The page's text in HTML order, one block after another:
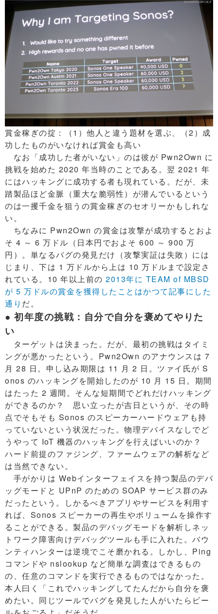
賞金稼ぎの掟：（1）他人と違う題材を選ぶ、（2）成
功したものがいなければ賞金も高い
なお「成功した者がいない」のは彼が Pwn2Own に
挑戦を始めた 2020 年当時のことである。翌 2021 年
にはハッキングに成功する者も現れている。だが、未
踏製品ほど金脈（重大な脆弱性）が潜んでいるという
のは一攫千金を狙うの賞金稼ぎのセオリーかもしれな
い。
ちなみに Pwn2Own の賞金は攻撃が成功するとおよ
そ 4 ～ 6 万ドル（日本円でおよそ 600 ～ 900 万
円）。単なるバグの発見だけ（攻撃実証は失敗）には
じまり、下は 1 万ドルから上は 10 万ドルまで設定さ
れている。10 年以上前の 2013年に TEAM of MBSD
が 5 万ドルの賞金を獲得したことはかつて記事にした
通り だ。
● 初年度の挑戦：自分で自分を褒めてやりた
い
ターゲットは決まった。だが、最初の挑戦はタイミ
ングが悪かったという。Pwn2Own のアナウンスは 7
月 28 日。申し込み期限は 11 月 2 日。ツァイ氏が S
onos のハッキングを開始したのが 10 月 15 日。期間
はたった 2 週間。そんな短期間でどれだけハッキング
ができるのか？ 思い立ったが吉日というが、その時
点でそもそも Sonos のスピーカーハードウェアも持
っていないという状況だった。物理デバイスなしでど
うやって IoT 機器のハッキングを行えばいいのか？
ハード前提のファジング、ファームウェアの解析など
は当然できない。
手がかりは Webインターフェイスを持つ製品のデバ
ッグモードと UPnP のための SOAP サービス群のみ
だったという。しかるべきアプリやサービスを利用す
れば、Sonos スピーカーの再生やボリュームを操作す
ることができる。製品のデバッグモードを解析しネッ
トワーク障害向けデバッグツールも手に入れた。バウ
ンティハンターは逆境でこそ磨かれる。しかし、Ping
コマンドや nslookup など簡単な調査はできるもの
の、任意のコマンドを実行できるものではなかった。
本人曰く「これでハッキングしてたんだから自分を褒
めたい。同じツールでバグを発見した人がいたらビー